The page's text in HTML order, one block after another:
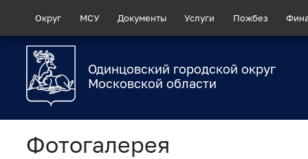
Округ МСУ Документы Услуги Пожбез
Одинцовский городской округ
Московской области
Фотогалерея